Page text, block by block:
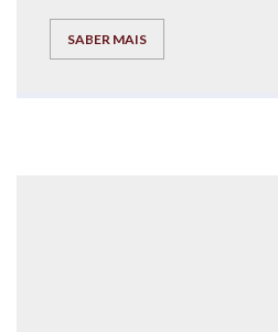
SABER MAIS